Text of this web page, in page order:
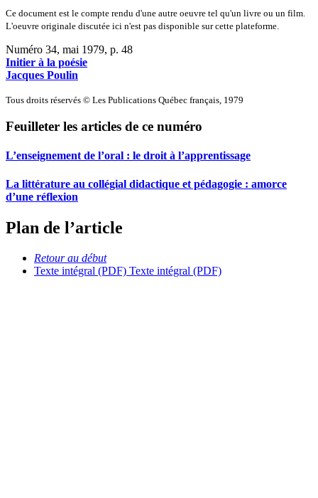
Ce document est le compte rendu d'une autre oeuvre tel qu'un livre ou un film.
L'oeuvre originale discutée ici n'est pas disponible sur cette plateforme.
Numéro 34, mai 1979, p. 48
Initier à la poésie
Jacques Poulin
Tous droits réservés © Les Publications Québec français, 1979
Feuilleter les articles de ce numéro
L’enseignement de l’oral : le droit à l’apprentissage
La littérature au collégial didactique et pédagogie : amorce
d’une réflexion
Plan de l’article
Retour au début
Texte intégral (PDF) Texte intégral (PDF)